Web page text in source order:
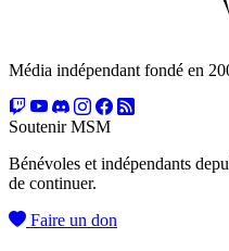
Média indépendant fondé en
Soutenir MSM
Bénévoles et indépendants
de continuer.
Faire un don